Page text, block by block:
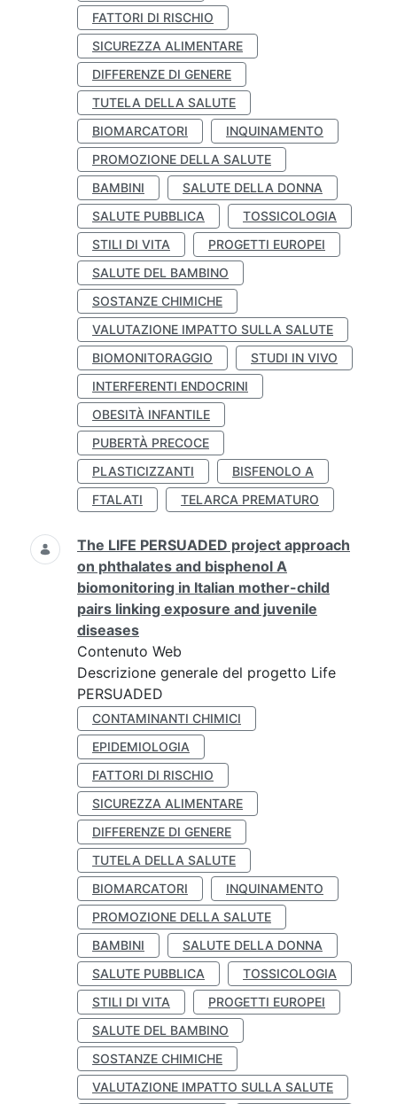
FATTORI DI RISCHIO
SICUREZZA ALIMENTARE
DIFFERENZE DI GENERE
TUTELA DELLA SALUTE
BIOMARCATORI
INQUINAMENTO
PROMOZIONE DELLA SALUTE
BAMBINI
SALUTE DELLA DONNA
SALUTE PUBBLICA
TOSSICOLOGIA
STILI DI VITA
PROGETTI EUROPEI
SALUTE DEL BAMBINO
SOSTANZE CHIMICHE
VALUTAZIONE IMPATTO SULLA SALUTE
BIOMONITORAGGIO
STUDI IN VIVO
INTERFERENTI ENDOCRINI
OBESITÀ INFANTILE
PUBERTÀ PRECOCE
PLASTICIZZANTI
BISFENOLO A
FTALATI
TELARCA PREMATURO
The LIFE PERSUADED project approach
on phthalates and bisphenol A
biomonitoring in Italian mother-child
pairs linking exposure and juvenile
diseases
Contenuto Web
Descrizione generale del progetto Life
PERSUADED
CONTAMINANTI CHIMICI
EPIDEMIOLOGIA
FATTORI DI RISCHIO
SICUREZZA ALIMENTARE
DIFFERENZE DI GENERE
TUTELA DELLA SALUTE
BIOMARCATORI
INQUINAMENTO
PROMOZIONE DELLA SALUTE
BAMBINI
SALUTE DELLA DONNA
SALUTE PUBBLICA
TOSSICOLOGIA
STILI DI VITA
PROGETTI EUROPEI
SALUTE DEL BAMBINO
SOSTANZE CHIMICHE
VALUTAZIONE IMPATTO SULLA SALUTE